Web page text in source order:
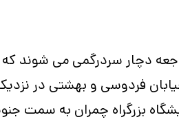
دچار سردرگمی می شوند
بزرگراه چمران به سمت